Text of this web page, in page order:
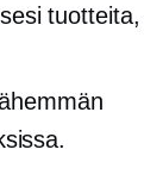
tuotteita,